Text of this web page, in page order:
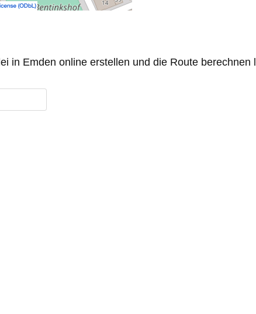
in Emden online erstellen und die Route berechnen